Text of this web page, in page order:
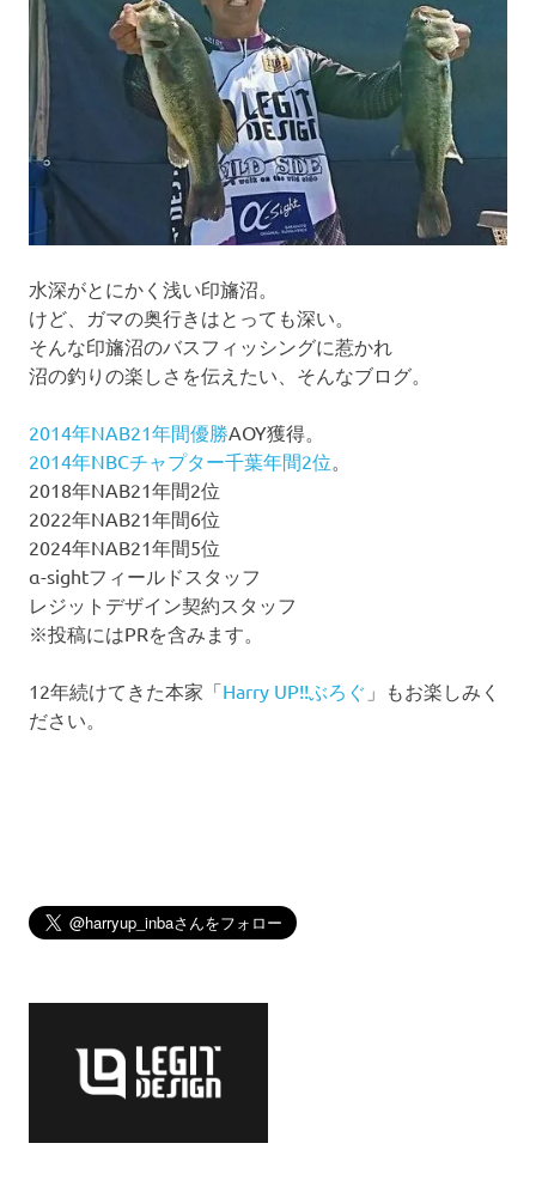
ョ
ン
水深がとにかく浅い印旛沼。
けど、ガマの奥行きはとっても深い。
そんな印旛沼のバスフィッシングに惹かれ
沼の釣りの楽しさを伝えたい、そんなブログ。
2014年NAB21年間優勝AOY獲得。
2014年NBCチャプター千葉年間2位。
2018年NAB21年間2位
2022年NAB21年間6位
2024年NAB21年間5位
α-sightフィールドスタッフ
レジットデザイン契約スタッフ
※投稿にはPRを含みます。
12年続けてきた本家「Harry UP!!ぶろぐ 」もお楽しみく
ださい。